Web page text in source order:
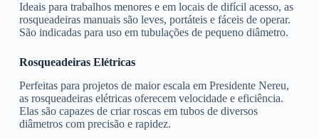
Ideais para trabalhos menores e em locais de difícil acesso, as
rosqueadeiras manuais são leves, portáteis e fáceis de operar.
São indicadas para uso em tubulações de pequeno diâmetro.
Rosqueadeiras Elétricas
Perfeitas para projetos de maior escala em Presidente Nereu,
as rosqueadeiras elétricas oferecem velocidade e eficiência.
Elas são capazes de criar roscas em tubos de diversos
diâmetros com precisão e rapidez.